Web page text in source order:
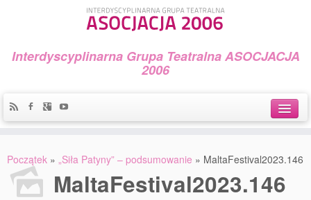
Interdyscyplinarna Grupa Teatralna ASOCJACJA
2006
Początek » „Siła Patyny” – podsumowanie » MaltaFestival2023.146
MaltaFestival2023.146